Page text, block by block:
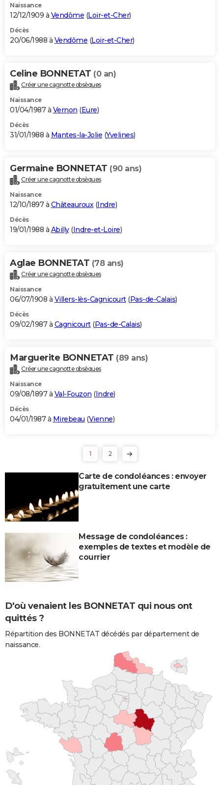
Naissance
12/12/1909 à Vendôme (Loir-et-Cher)
Décès
20/06/1988 à Vendôme (Loir-et-Cher)
Celine BONNETAT (0 an)
Créer une cagnotte obsèques
Naissance
01/04/1987 à Vernon (Eure)
Décès
31/01/1988 à Mantes-la-Jolie (Yvelines)
Germaine BONNETAT (90 ans)
Créer une cagnotte obsèques
Naissance
12/10/1897 à Châteauroux(Indre)
Décès
19/01/1988 à Abilly(Indre-et-Loire)
Aglae BONNETAT (78 ans)
Créer une cagnotte obsèques
Naissance
06/07/1908 à Villers-lès-Cagnicourt(Pas-de-Calais)
Décès
09/02/1987 à Cagnicourt(Pas-de-Calais)
Marguerite BONNETAT (89 ans)
Créer une cagnotte obsèques
Naissance
09/08/1897 à Val-Fouzon (Indre)
Décès
04/01/1987 à Mirebeau (Vienne)
1 2
Carte de condoléances : envoyer
gratuitement une carte
Message de condoléances :
exemples de textes et modèle de
courrier
D'où venaient les BONNETAT qui nous ont
quittés ?
Répartition des BONNETAT décédés par département de
naissance.